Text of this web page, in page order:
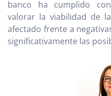
banco ha cumplido
valorar la viabilidad de
afectado frente a
significativamente las